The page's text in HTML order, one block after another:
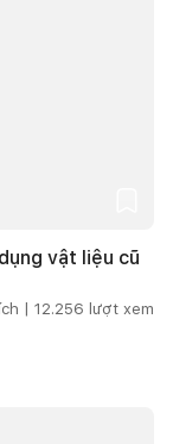
vật liệu cũ
| 12.256 lượt xem